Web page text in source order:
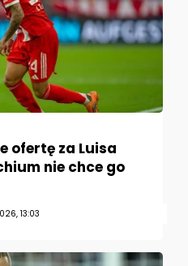
ofertę za Luisa
nie chce go
13:03